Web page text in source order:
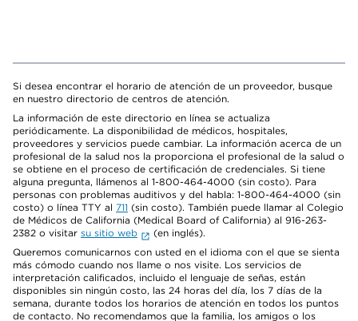
Si desea encontrar el horario de atención de un proveedor, busque
en nuestro directorio de centros de atención.
La información de este directorio en línea se actualiza
periódicamente. La disponibilidad de médicos, hospitales,
proveedores y servicios puede cambiar. La información acerca de un
profesional de la salud nos la proporciona el profesional de la salud o
se obtiene en el proceso de certificación de credenciales. Si tiene
alguna pregunta, llámenos al 1-800-464-4000 (sin costo). Para
personas con problemas auditivos y del habla: 1-800-464-4000 (sin
costo) o línea TTY al 711 (sin costo). También puede llamar al Colegio
de Médicos de California (Medical Board of California) al 916-263-
2382 o visitar su sitio web
(en inglés).
Queremos comunicarnos con usted en el idioma con el que se sienta
más cómodo cuando nos llame o nos visite. Los servicios de
interpretación calificados, incluido el lenguaje de señas, están
disponibles sin ningún costo, las 24 horas del día, los 7 días de la
semana, durante todos los horarios de atención en todos los puntos
de contacto. No recomendamos que la familia, los amigos o los